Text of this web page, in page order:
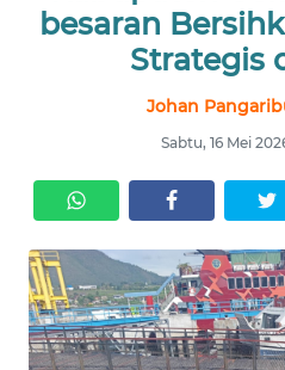
besaran
Strategis
Johan
Sabtu, 16 Mei
NUSANTARA
KHAS
HUKRIM